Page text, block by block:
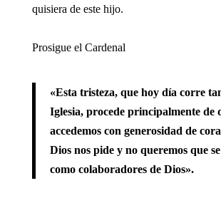
quisiera de este hijo.
Prosigue el Cardenal
«Esta tristeza, que hoy día corre
Iglesia, procede principalmente de
accedemos con generosidad de
Dios nos pide y no queremos que
como colaboradores de Dios».